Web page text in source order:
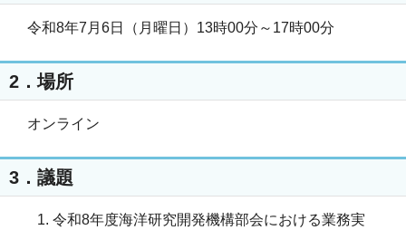
令和8年7月6日（月曜日）13時00分～17時00分
2．場所
オンライン
3．議題
令和8年度海洋研究開発機構部会における業務実